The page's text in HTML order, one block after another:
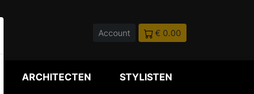
Account € 0.00
ARCHITECTEN STYLISTEN